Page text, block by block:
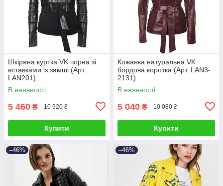
Шкіряна куртка VK чорна зі
вставками із замші (Арт.
LAN201)
В наявності
5 460 ₴ 10 920 ₴
Купити
Кожанка натуральна VK
бордова коротка (Арт. LAN3-
2131)
В наявності
5 040 ₴ 10 080 ₴
Купити
–46% –46%